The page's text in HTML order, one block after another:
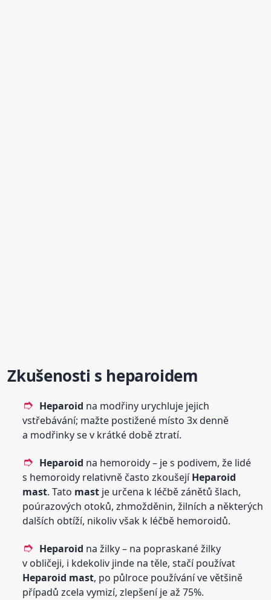
Zkušenosti s heparoidem
Heparoid na modřiny urychluje jejich
vstřebávání; mažte postižené místo 3x denně
a modřinky se v krátké době ztratí.
Heparoid na hemoroidy – je s podivem, že lidé
s hemoroidy relativně často zkoušejíHeparoid
mast. Tato mast je určena k léčbě zánětů šlach,
poúrazových otoků, zhmožděnin, žilních a některých
dalších obtíží, nikoliv však k léčbě hemoroidů.
Heparoid na žilky – na popraskané žilky
v obličeji, i kdekoliv jinde na těle, stačí používat
Heparoid mast, po půlroce používání ve většině
případů zcela vymizí, zlepšení je až 75%.